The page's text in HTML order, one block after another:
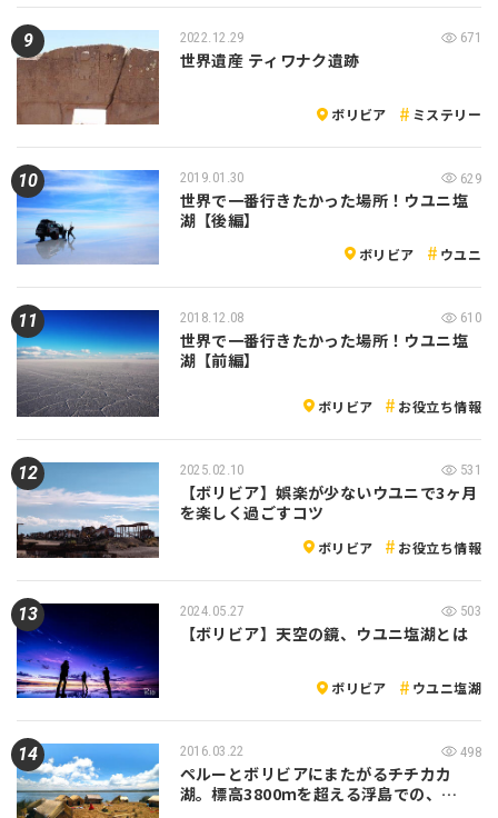
2022.12.29 671
世界遺産 ティワナク遺跡
ボリビア ミステリー
2019.01.30 629
世界で一番行きたかった場所！ウユニ塩
湖【後編】
ボリビア ウユニ
2018.12.08 610
世界で一番行きたかった場所！ウユニ塩
湖【前編】
ボリビア お役立ち情報
2025.02.10 531
【ボリビア】娯楽が少ないウユニで3ヶ月
を楽しく過ごすコツ
ボリビア お役立ち情報
2024.05.27 503
【ボリビア】天空の鏡、ウユニ塩湖とは
ボリビア ウユニ塩湖
2016.03.22 498
ペルーとボリビアにまたがるチチカカ
湖。標高3800ｍを超える浮島での、…